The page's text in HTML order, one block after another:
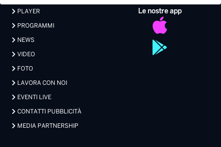
Le nostre app
PLAYER
PROGRAMMI
NEWS
VIDEO
FOTO
LAVORA CON NOI
EVENTI LIVE
CONTATTI PUBBLICITÀ
MEDIA PARTNERSHIP